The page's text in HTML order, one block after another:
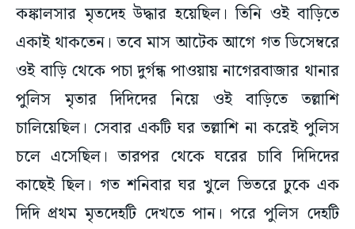
কঙ্কালসার মৃতদেহ উদ্ধার হয়েছিল। তিনি ওই বাড়িতে
একাই থাকতেন। তবে মাস আটেক আগে গত ডিসেম্বরে
ওই বাড়ি থেকে পচা দুর্গন্ধ পাওয়ায় নাগেরবাজার থানার
পুলিস মৃতার দিদিদের নিয়ে ওই বাড়িতে তল্লাশি
চালিয়েছিল। সেবার একটি ঘর তল্লাশি না করেই পুলিস
চলে এসেছিল। তারপর থেকে ঘরের চাবি দিদিদের
কাছেই ছিল। গত শনিবার ঘর খুলে ভিতরে ঢুকে এক
দিদি প্রথম মৃতদেহটি দেখতে পান। পরে পুলিস দেহটি